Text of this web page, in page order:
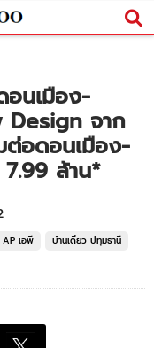
อนเมือง-
Design จาก
ต่อดอนเมือง-
ล้าน*
AP เอพี
บ้านเดี่ยว ปทุมธานี